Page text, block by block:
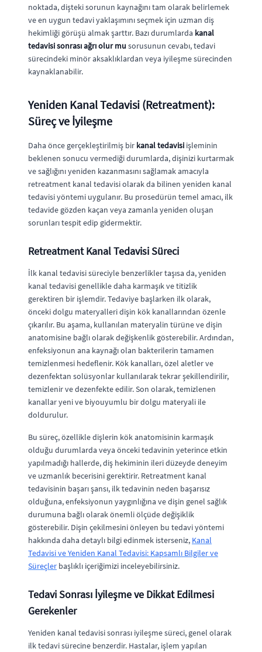
noktada, dişteki sorunun kaynağını tam olarak belirlemek
ve en uygun tedavi yaklaşımını seçmek için uzman diş
hekimliği görüşü almak şarttır. Bazı durumlarda kanal
tedavisi sonrası ağrı olur mu sorusunun cevabı, tedavi
sürecindeki minör aksaklıklardan veya iyileşme sürecinden
kaynaklanabilir.
Yeniden Kanal Tedavisi (Retreatment):
Süreç ve İyileşme
Daha önce gerçekleştirilmiş bir kanal tedavisi işleminin
beklenen sonucu vermediği durumlarda, dişinizi kurtarmak
ve sağlığını yeniden kazanmasını sağlamak amacıyla
retreatment kanal tedavisi olarak da bilinen yeniden kanal
tedavisi yöntemi uygulanır. Bu prosedürün temel amacı, ilk
tedavide gözden kaçan veya zamanla yeniden oluşan
sorunları tespit edip gidermektir.
Retreatment Kanal Tedavisi Süreci
İlk kanal tedavisi süreciyle benzerlikler taşısa da, yeniden
kanal tedavisi genellikle daha karmaşık ve titizlik
gerektiren bir işlemdir. Tedaviye başlarken ilk olarak,
önceki dolgu materyalleri dişin kök kanallarından özenle
çıkarılır. Bu aşama, kullanılan materyalin türüne ve dişin
anatomisine bağlı olarak değişkenlik gösterebilir. Ardından,
enfeksiyonun ana kaynağı olan bakterilerin tamamen
temizlenmesi hedeflenir. Kök kanalları, özel aletler ve
dezenfektan solüsyonlar kullanılarak tekrar şekillendirilir,
temizlenir ve dezenfekte edilir. Son olarak, temizlenen
kanallar yeni ve biyouyumlu bir dolgu materyali ile
doldurulur.
Bu süreç, özellikle dişlerin kök anatomisinin karmaşık
olduğu durumlarda veya önceki tedavinin yeterince etkin
yapılmadığı hallerde, diş hekiminin ileri düzeyde deneyim
ve uzmanlık becerisini gerektirir. Retreatment kanal
tedavisinin başarı şansı, ilk tedavinin neden başarısız
olduğuna, enfeksiyonun yaygınlığına ve dişin genel sağlık
durumuna bağlı olarak önemli ölçüde değişiklik
gösterebilir. Dişin çekilmesini önleyen bu tedavi yöntemi
hakkında daha detaylı bilgi edinmek isterseniz, Kanal
Tedavisi ve Yeniden Kanal Tedavisi: Kapsamlı Bilgiler ve
Süreçler başlıklı içeriğimizi inceleyebilirsiniz.
Tedavi Sonrası İyileşme ve Dikkat Edilmesi
Gerekenler
Yeniden kanal tedavisi sonrası iyileşme süreci, genel olarak
ilk tedavi sürecine benzerdir. Hastalar, işlem yapılan